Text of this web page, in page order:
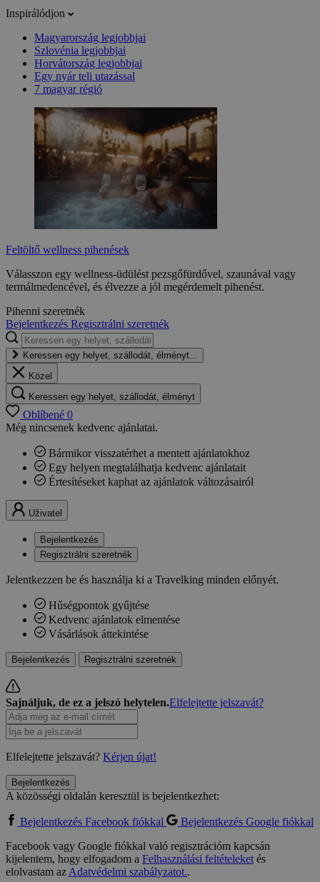
Inspirálódjon
Magyarország legjobbjai
Szlovénia legjobbjai
Horvátország legjobbjai
Egy nyár teli utazással
7 magyar régió
Feltöltő wellness pihenések
Válasszon egy wellness-üdülést pezsgőfürdővel, szaunával vagy
termálmedencével, és élvezze a jól megérdemelt pihenést.
Pihenni szeretnék
Bejelentkezés Regisztrálni szeretnék
Keressen egy helyet, szállodát, élményt...
Közel
Keressen egy helyet, szállodát, élményt
Oblíbené 0
Még nincsenek kedvenc ajánlatai.
Bármikor visszatérhet a mentett ajánlatokhoz
Egy helyen megtalálhatja kedvenc ajánlatait
Értesítéseket kaphat az ajánlatok változásairól
Uživatel
Bejelentkezés
Regisztrálni szeretnék
Jelentkezzen be és használja ki a Travelking minden előnyét.
Hűségpontok gyűjtése
Kedvenc ajánlatok elmentése
Vásárlások áttekintése
Bejelentkezés Regisztrálni szeretnék
Sajnáljuk, de ez a jelszó helytelen.Elfelejtette jelszavát?
Elfelejtette jelszavát? Kérjen újat!
Bejelentkezés
A közösségi oldalán keresztül is bejelentkezhet:
Bejelentkezés Facebook fiókkal
Bejelentkezés Google fiókkal
Facebook vagy Google fiókkal való regisztrációm kapcsán
kijelentem, hogy elfogadom a Felhasználási feltételeketés
elolvastam azAdatvédelmi szabályzatot..